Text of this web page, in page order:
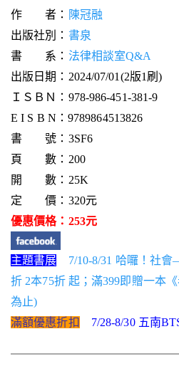
作 者： 陳冠融
出版社別： 書泉
書 系： 法律相談室Q&A
出版日期：2024/07/01(2版1刷)
ＩＳＢＮ：978-986-451-381-9
E I S B N：9789864513826
書 號：3SF6
頁 數：200
開 數：25K
定 價：320元
優惠價格：253元
主題書展
7/10-8/31 哈囉！社
折 2本75折 起；滿399即贈一本
為止)
滿額優惠折扣
7/28-8/30 五南